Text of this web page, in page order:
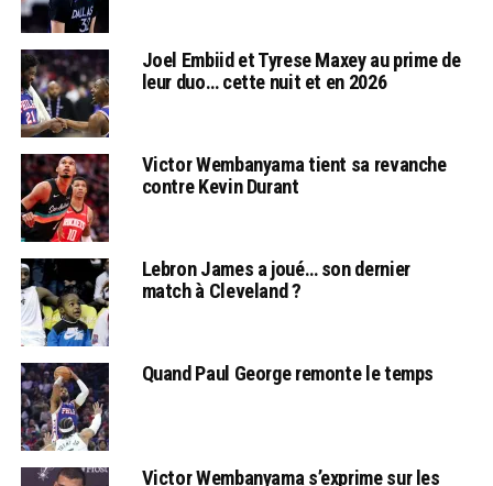
Joel Embiid et Tyrese Maxey au prime de
leur duo… cette nuit et en 2026
Victor Wembanyama tient sa revanche
contre Kevin Durant
Lebron James a joué… son dernier
match à Cleveland ?
Quand Paul George remonte le temps
Victor Wembanyama s’exprime sur les